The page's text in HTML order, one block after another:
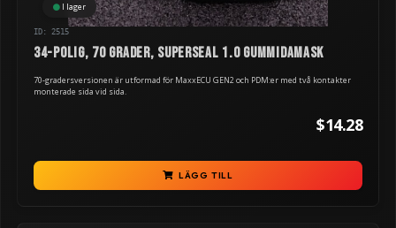
I lager
ID: 2515
34-polig, 70 grader, Superseal 1.0 gummidamask
70-gradersversionen är utformad för MaxxECU GEN2 och PDM:er med två kontakter
monterade sida vid sida.
$14.28
LÄGG TILL